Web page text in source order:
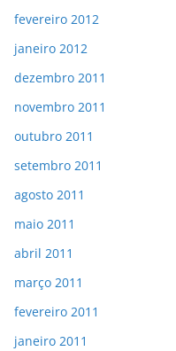
fevereiro 2012
janeiro 2012
dezembro 2011
novembro 2011
outubro 2011
setembro 2011
agosto 2011
maio 2011
abril 2011
março 2011
fevereiro 2011
janeiro 2011